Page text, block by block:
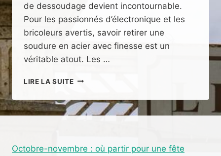
de dessoudage devient incontournable.
Pour les passionnés d’électronique et les
bricoleurs avertis, savoir retirer une
soudure en acier avec finesse est un
véritable atout. Les …
LIRE LA SUITECOMMENT
UNE
SOUDURE
Octobre-novembre : où partir pour une fête